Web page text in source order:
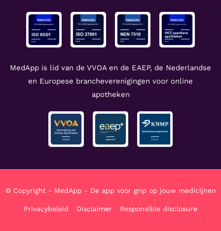
MedApp is lid van de VVOA en de EAEP, de Nederlandse
en Europese brancheverenigingen voor online
apotheken
© Copyright - MedApp - De app voor grip op jouw medicijnen
Privacybeleid Disclaimer Responsible disclosure